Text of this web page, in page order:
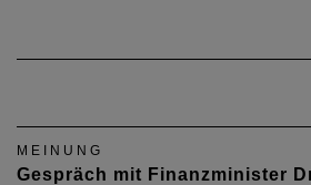
MEINUNG
Gespräch mit Finanzminister